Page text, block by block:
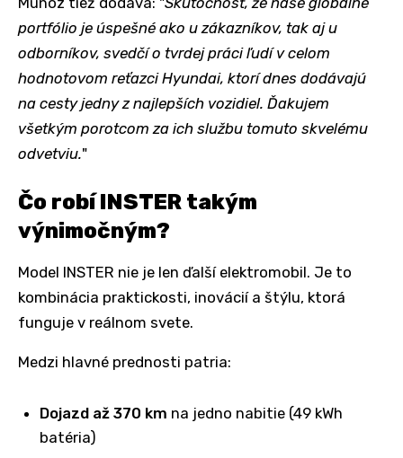
portfólio je úspešné ako u zákazníkov, tak aj u
odborníkov, svedčí o tvrdej práci ľudí v celom
hodnotovom reťazci Hyundai, ktorí dnes dodávajú
na cesty jedny z najlepších vozidiel. Ďakujem
všetkým porotcom za ich službu tomuto skvelému
odvetviu."
Čo robí INSTER takým
výnimočným?
Model INSTER nie je len ďalší elektromobil. Je to
kombinácia praktickosti, inovácií a štýlu, ktorá
funguje v reálnom svete.
Medzi hlavné prednosti patria:
Dojazd až 370 km na jedno nabitie (49 kWh
batéria)